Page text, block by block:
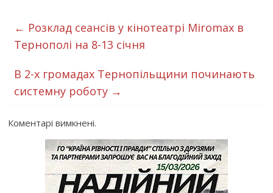
← Розклад сеансів у кінотеатрі Miromax в
Тернополі на 8-13 січня
В 2-х громадах Тернопільщини починають
системну роботу →
Коментарі вимкнені.